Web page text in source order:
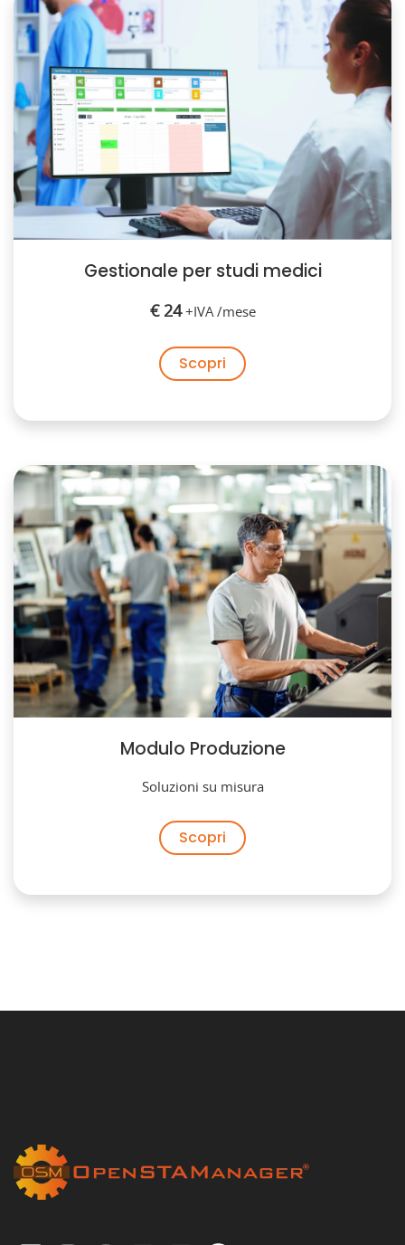
Gestionale per studi medici
€ 24+IVA /mese
Scopri
Modulo Produzione
Soluzioni su misura
Scopri